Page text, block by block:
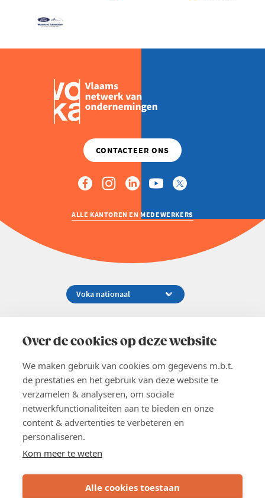
Over de cookies op deze website
We maken gebruik van cookies om gegevens m.b.t.
de prestaties en het gebruik van deze website te
verzamelen & analyseren, om sociale
netwerkfunctionaliteiten aan te bieden en onze
content & advertenties te verbeteren en
personaliseren.
Kom meer te weten
Alle cookies toestaan
ALLE KANTOREN EN MEDEWERKERS
02 229 81 11
EN
Word lid
Voka 2026